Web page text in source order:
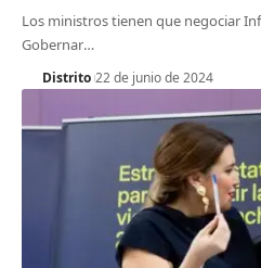
Los ministros tienen que negociar
Gobernar…
Distrito 22 de junio de 2024